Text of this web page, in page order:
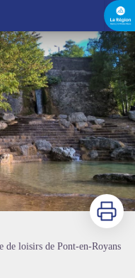
Imprimer
de loisirs de Pont-en-Royans